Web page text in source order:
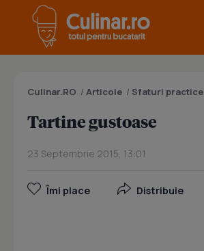
Culinar.RO / Articole / Sfaturi practice
Tartine gustoase
23 Septembrie 2015, 13:01
Îmi place Distribuie